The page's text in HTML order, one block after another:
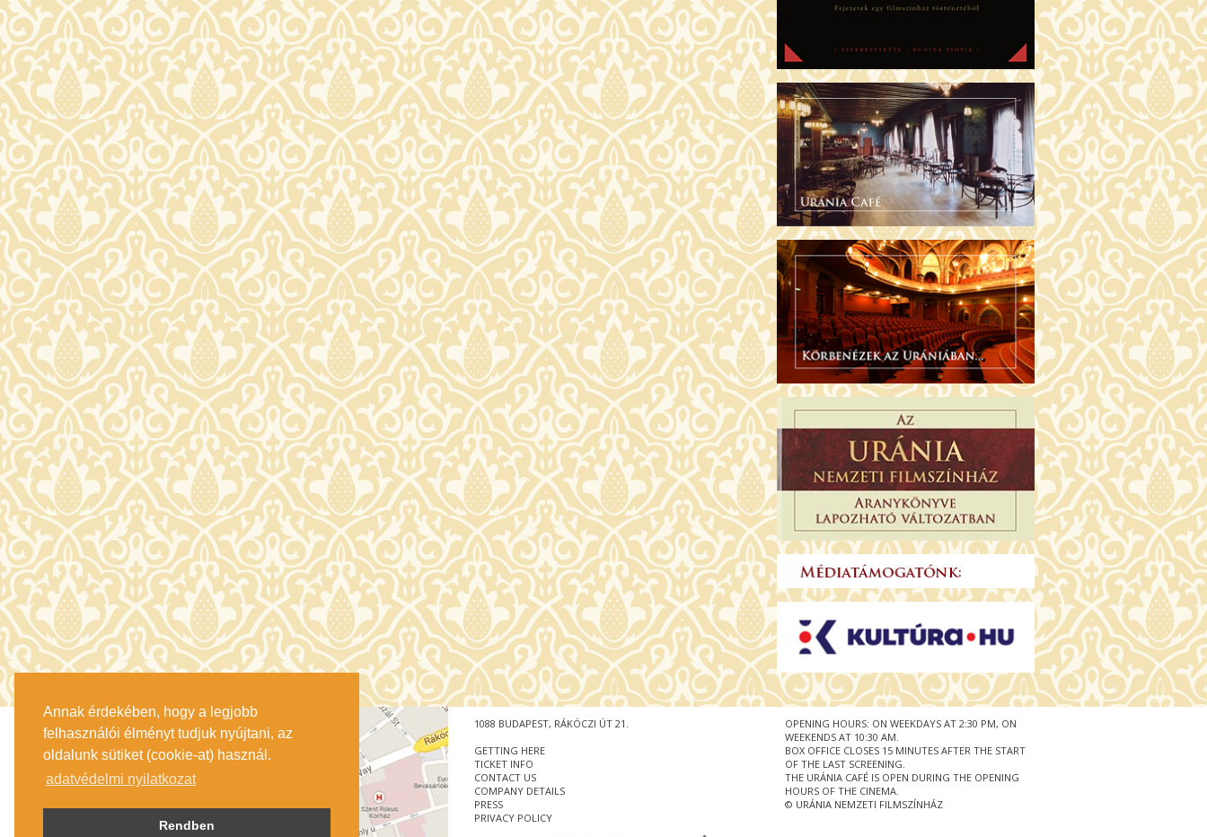
Annak érdekében, hogy a legjobb
felhasználói élményt tudjuk nyújtani, az
oldalunk sütiket (cookie-at) használ.
adatvédelmi nyilatkozat
Rendben
OPENING HOURS: ON WEEKDAYS AT 2:30 PM, ON
WEEKENDS AT 10:30 AM.
BOX OFFICE CLOSES 15 MINUTES AFTER THE START
OF THE LAST SCREENING.
THE URÁNIA CAFÉ IS OPEN DURING THE OPENING
HOURS OF THE CINEMA.
© URÁNIA NEMZETI FILMSZÍNHÁZ
1088 BUDAPEST, RÁKÓCZI ÚT 21.
GETTING HERE
TICKET INFO
CONTACT US
COMPANY DETAILS
PRESS
PRIVACY POLICY